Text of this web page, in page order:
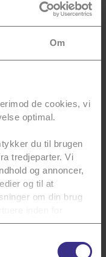
Om
de cookies, vi
optimal.
du til brugen
tredjeparter. Vi
og annoncer,
og til at
om din brug
Vores partnere
brug af deres
klogere
nogle af
Danmarks
dygtigste.
Læs mere